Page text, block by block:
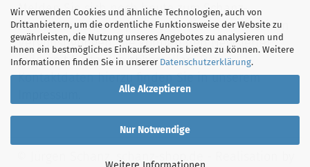
Wir verwenden Cookies und ähnliche Technologien, auch von
Drittanbietern, um die ordentliche Funktionsweise der Website zu
gewährleisten, die Nutzung unseres Angebotes zu analysieren und
Ihnen ein bestmögliches Einkaufserlebnis bieten zu können. Weitere
Informationen finden Sie in unserer Datenschutzerklärung.
Alle Akzeptieren
Nur Notwendige
Melden Sie sich noch heute zum Schanz-
Newsletter an und profitieren Sie von exklusiven
Vergünstigungen. Sie können den Newsletter
jederzeit kostenlos abbestellen. Die
Kontaktdaten hierzu finden Sie in unserem
© Jürgen Schanz, schanz-shop.de - Realisation by